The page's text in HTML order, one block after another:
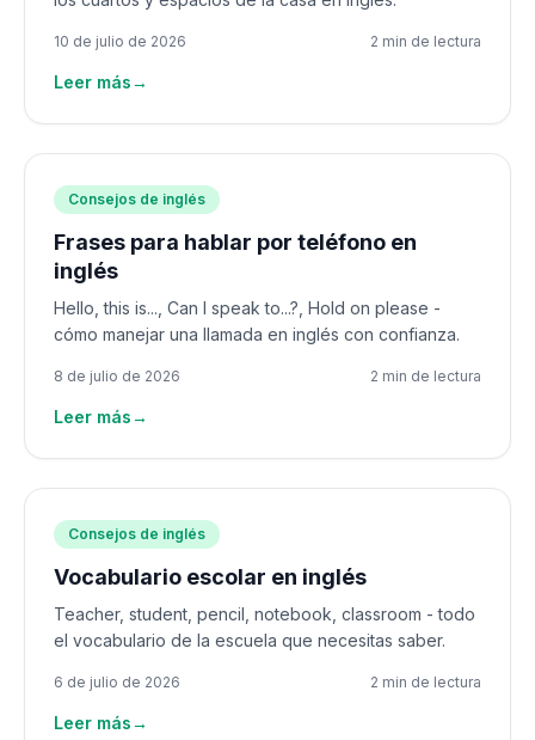
10 de julio de 2026 2 min de lectura
Leer más→
Consejos de inglés
Frases para hablar por teléfono en
inglés
Hello, this is..., Can I speak to...?, Hold on please -
cómo manejar una llamada en inglés con confianza.
8 de julio de 2026 2 min de lectura
Leer más→
Consejos de inglés
Vocabulario escolar en inglés
Teacher, student, pencil, notebook, classroom - todo
el vocabulario de la escuela que necesitas saber.
6 de julio de 2026 2 min de lectura
Leer más→